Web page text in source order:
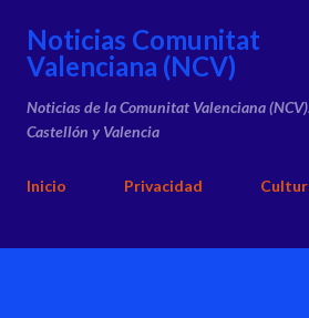
Ir al contenido
Noticias Comunitat
Valenciana (NCV)
Noticias de la Comunitat Valenciana
Castellón y Valencia
Inicio Privacidad